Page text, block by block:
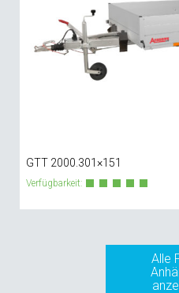
GTT 2000.301×151
Verfügbarkeit:
Alle